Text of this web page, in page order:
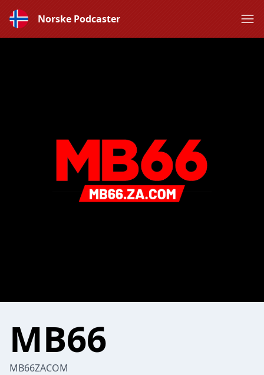
Norske Podcaster
MB66
MB66ZACOM